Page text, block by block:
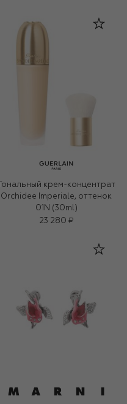
Тональный крем-концентрат
Orchidee Imperiale, оттенок
01N (30ml)
23 280 ₽